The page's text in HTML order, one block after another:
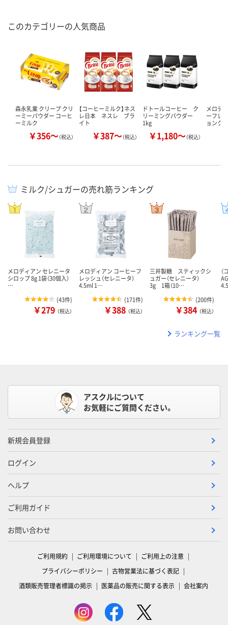
このカテゴリーの人気商品
森永乳業 クリープ クリ
ーミーパウダー コーヒ
ーミルク
￥356～（税込）
【コーヒーミルク】ネス
レ日本 ネスレ ブラ
イト
￥387～（税込）
ドトールコーヒー ク
リーミングパウダー
1kg
￥1,180～（税込）
メロデ
ーフレ
ョンク
ミルク/シュガーの売れ筋ランキング
メロディアン セレニータ
シロップ 8g 1袋（30個入）
…
(43件)
￥279 （税込）
メロディアン コーヒーフ
レッシュ（セレニータ）
4.5ml 1…
(171件)
￥388 （税込）
三井製糖 スティックシ
ュガー（セレニータ）
3g 1箱（10…
(200件)
￥384 （税込）
ランキング一覧
アスクルについて
お気軽にご質問ください。
新規会員登録
ログイン
ヘルプ
ご利用ガイド
お問い合わせ
ご利用規約 ご利用環境について
ご利用上の注意
プライバシーポリシー
古物営業法に基づく表記
酒類販売管理者標識の掲示
医薬品の販売に関する表示 会社案内